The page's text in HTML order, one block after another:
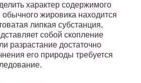
характер содержимого
жировика находится
липкая субстанция,
собой скопление
разрастание достаточно
его природы требуется